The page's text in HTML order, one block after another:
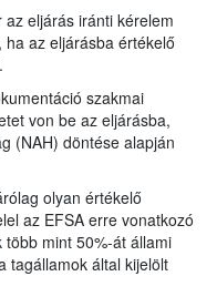
eljárás iránti kérelem
az eljárásba értékelő
szakmai
von be az eljárásba,
(NAH) döntése alapján
olyan értékelő
az EFSA erre vonatkozó
mint 50%-át állami
tagállamok által kijelölt